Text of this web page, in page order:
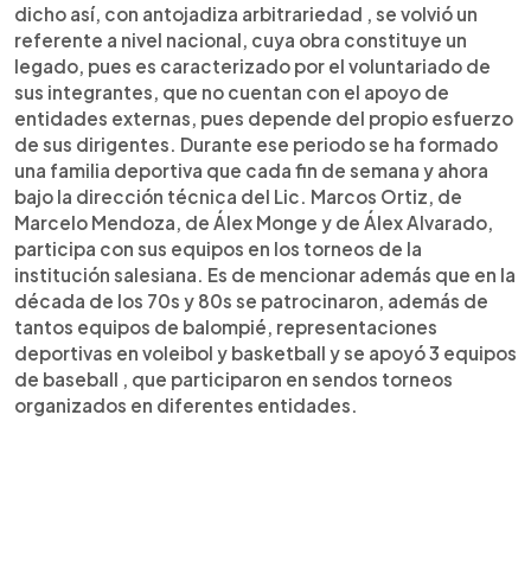
dicho así, con antojadiza arbitrariedad , se volvió un
referente a nivel nacional, cuya obra constituye un
legado, pues es caracterizado por el voluntariado de
sus integrantes, que no cuentan con el apoyo de
entidades externas, pues depende del propio esfuerzo
de sus dirigentes. Durante ese periodo se ha formado
una familia deportiva que cada fin de semana y ahora
bajo la dirección técnica del Lic. Marcos Ortiz, de
Marcelo Mendoza, de Álex Monge y de Álex Alvarado,
participa con sus equipos en los torneos de la
institución salesiana. Es de mencionar además que en la
década de los 70s y 80s se patrocinaron, además de
tantos equipos de balompié, representaciones
deportivas en voleibol y basketball y se apoyó 3 equipos
de baseball , que participaron en sendos torneos
organizados en diferentes entidades.